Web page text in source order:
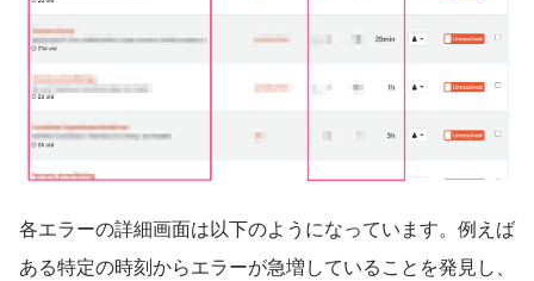
各エラーの詳細画面は以下のようになっています。例えば
ある特定の時刻からエラーが急増していることを発見し、